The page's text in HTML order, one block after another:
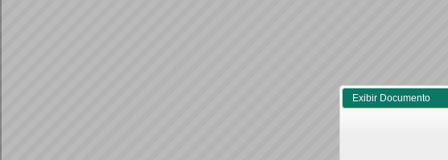
Exibir Documento